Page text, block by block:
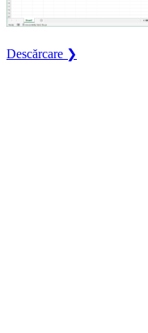
Descărcare ❯